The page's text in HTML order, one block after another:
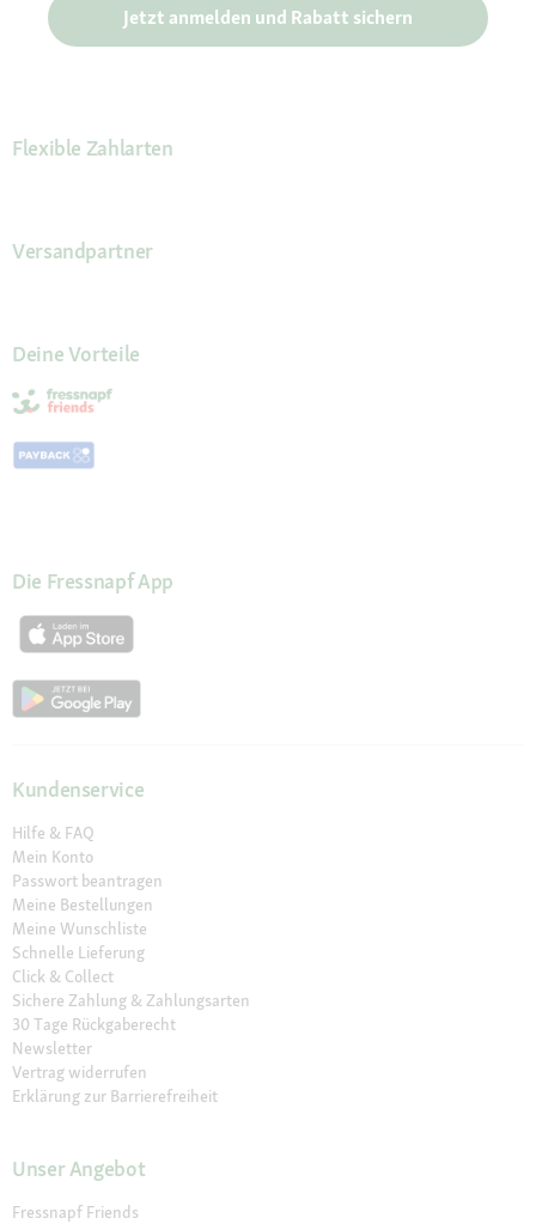
Jetzt anmelden und Rabatt sichern
Flexible Zahlarten
Versandpartner
Deine Vorteile
Die Fressnapf App
Kundenservice
Hilfe & FAQ
Mein Konto
Passwort beantragen
Meine Bestellungen
Meine Wunschliste
Schnelle Lieferung
Click & Collect
Sichere Zahlung & Zahlungsarten
30 Tage Rückgaberecht
Newsletter
Vertrag widerrufen
Erklärung zur Barrierefreiheit
Unser Angebot
Fressnapf Friends